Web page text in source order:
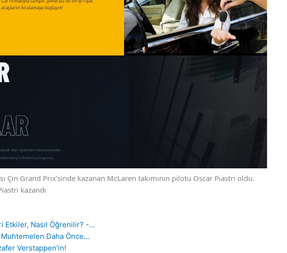
Çin Grand Prix’sinde kazanan McLaren takımının pilotu Oscar Piastri oldu.
kazandı
Etkiler, Nasıl Öğrenilir? -…
Muhtemelen Daha Önce…
Verstappen'in!